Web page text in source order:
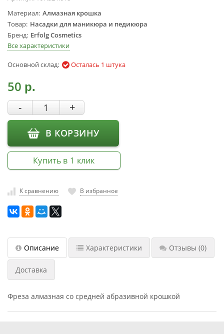
Инструменты
Лампа-лупа
Лампы
Пылесосы
Стерилизаторы
Фрезы и
насадки
Хранение
инструмента
РАСПРОДАЖА
Материал Алмазная крошка
Товар Насадки для маникюра и педикюра
Бренд Erfolg Cosmetics
Все характеристики
Основной склад: Осталась 1 штука
50 р.
- +
В КОРЗИНУ
Купить в 1 клик
К сравнению В избранное
Описание Характеристики Отзывы (0)
Доставка
Фреза алмазная со средней абразивной крошкой